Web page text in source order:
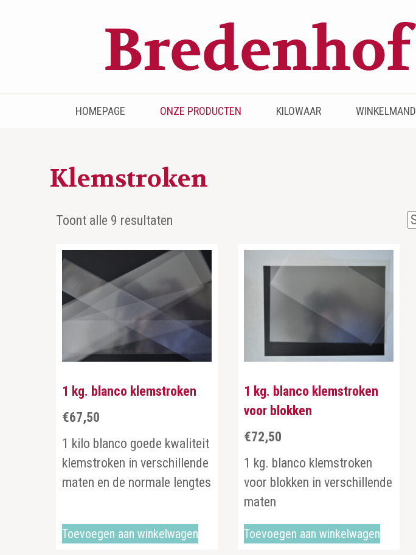
Bredenhof
Postzegels en munten
HOMEPAGE ONZE PRODUCTEN KILOWAAR WINKELMAND
Klemstroken
Toont alle 9 resultaten
1 kg. blanco klemstroken
€67,50
1 kilo blanco goede kwaliteit
klemstroken in verschillende
maten en de normale lengtes
Toevoegen aan winkelwagen
1 kg. blanco klemstroken
voor blokken
€72,50
1 kg. blanco klemstroken
voor blokken in verschillende
maten
Toevoegen aan winkelwagen